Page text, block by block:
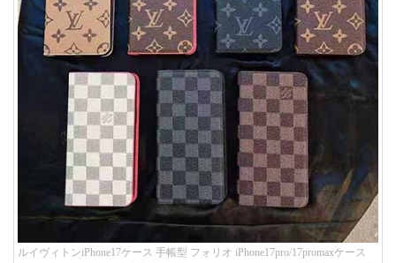
ルイヴィトンiPhone17ケース 手帳型 フォリオ iPhone17pro/17promaxケース